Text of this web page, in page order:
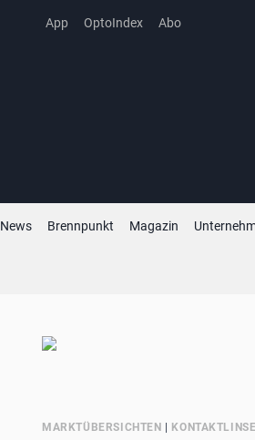
App OptoIndex Abo
News Brennpunkt Magazin
MARKTÜBERSICHTEN KONTAKTLINSE